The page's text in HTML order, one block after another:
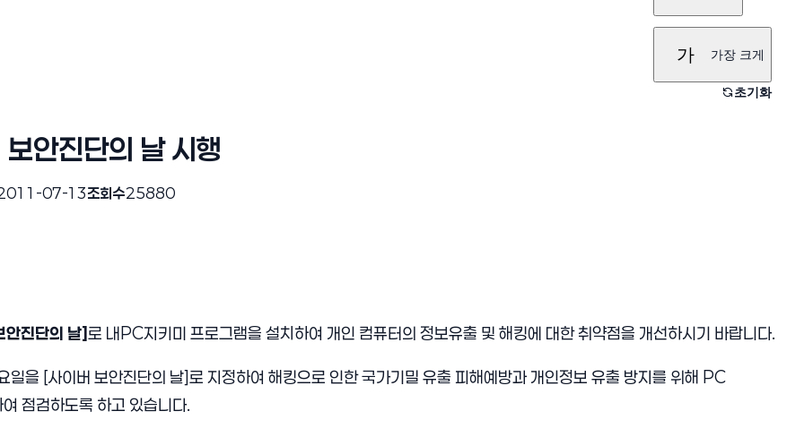
가 가장 크게
초기화
안진단의 날 시행
07-13조회수25880
진단의 날]로 내PC지키미 프로그램을 설치하여 개인 컴퓨터의 정보유출 및 해킹에 대한 취약점을 개선하시기 바랍니다.
일을 [사이버 보안진단의 날]로 지정하여 해킹으로 인한 국가기밀 유출 피해예방과 개인정보 유출 방지를 위해 PC
점검하도록 하고 있습니다.